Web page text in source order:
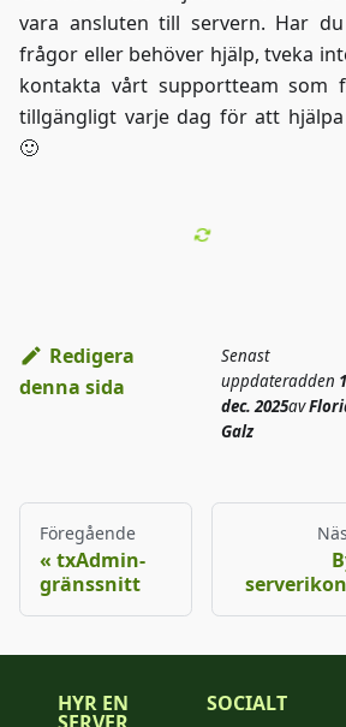
vara ansluten till servern. Har
frågor eller behöver hjälp, tveka
kontakta vårt supportteam som
tillgängligt varje dag för att
🙂
Redigera
denna sida
Senast
uppdateradden
dec. 2025av
Galz
Föregående
txAdmin-
gränssnitt
serverikon
HYR EN
SOCIALT